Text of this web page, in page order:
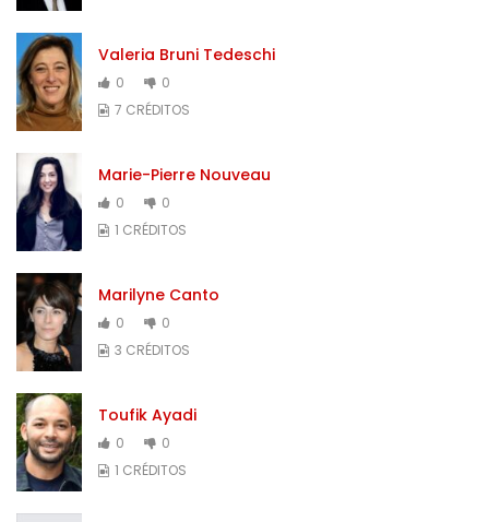
Valeria Bruni Tedeschi
0
0
7 CRÉDITOS
Marie-Pierre Nouveau
0
0
1 CRÉDITOS
Marilyne Canto
0
0
3 CRÉDITOS
Toufik Ayadi
0
0
1 CRÉDITOS